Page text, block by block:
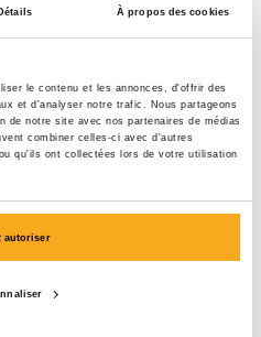
Détails À propos des cookies
le contenu et les annonces, d'offrir des
et d'analyser notre trafic. Nous partageons
de notre site avec nos partenaires de médias
combiner celles-ci avec d'autres
qu'ils ont collectées lors de votre utilisation
autoriser